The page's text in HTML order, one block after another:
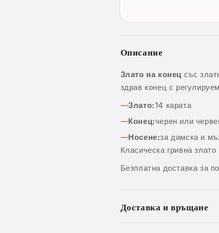
Описание
Злато на конец със
здрав конец с
Злато:14 карата
Конец:черен или
Носене:за дамска и
Класическа гривна
Безплатна доставка за
Доставка и връщане